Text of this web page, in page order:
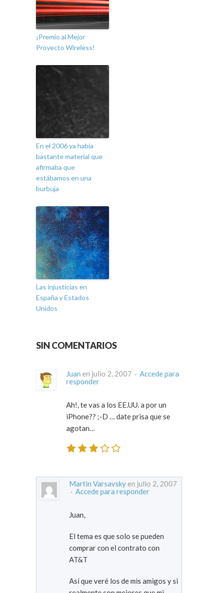
¡Premio al Mejor
Proyecto Wireless!
En el 2006 ya había
bastante material que
afirmaba que
estábamos en una
burbuja
Las injusticias en
España y Estados
Unidos
SIN COMENTARIOS
Juan en julio 2, 2007 · Accede para
responder
Ah!, te vas a los EE.UU. a por un
iPhone?? ;-D … date prisa que se
agotan…
Martin Varsavsky en julio 2, 2007
· Accede para responder
Juan,
El tema es que solo se pueden
comprar con el contrato con
AT&T
Así que veré los de mis amigos y si